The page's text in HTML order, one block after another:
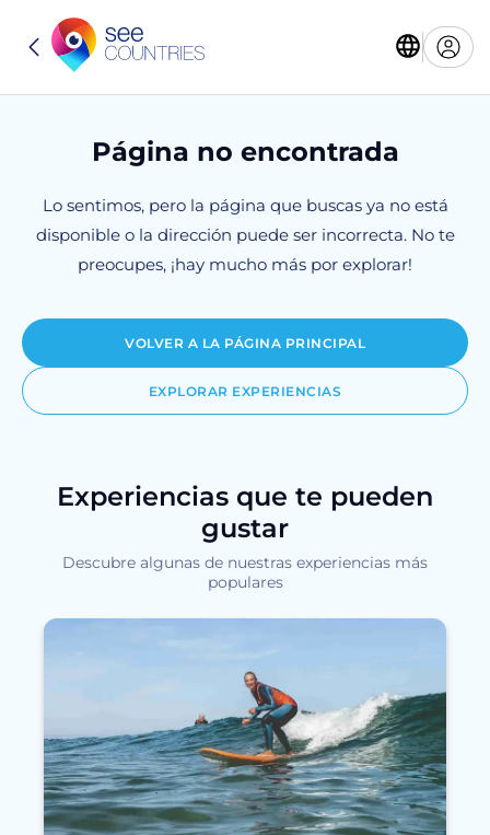
Página no encontrada
Lo sentimos, pero la página que buscas ya no está
disponible o la dirección puede ser incorrecta. No te
preocupes, ¡hay mucho más por explorar!
VOLVER A LA PÁGINA PRINCIPAL
EXPLORAR EXPERIENCIAS
Experiencias que te pueden
gustar
Descubre algunas de nuestras experiencias más
populares